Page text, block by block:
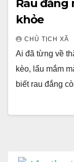
Rau đắng
khỏe
CHỦ TỊCH XÃ
Ai đã từng về
kèo, lẩu mắm
biết rau đắng